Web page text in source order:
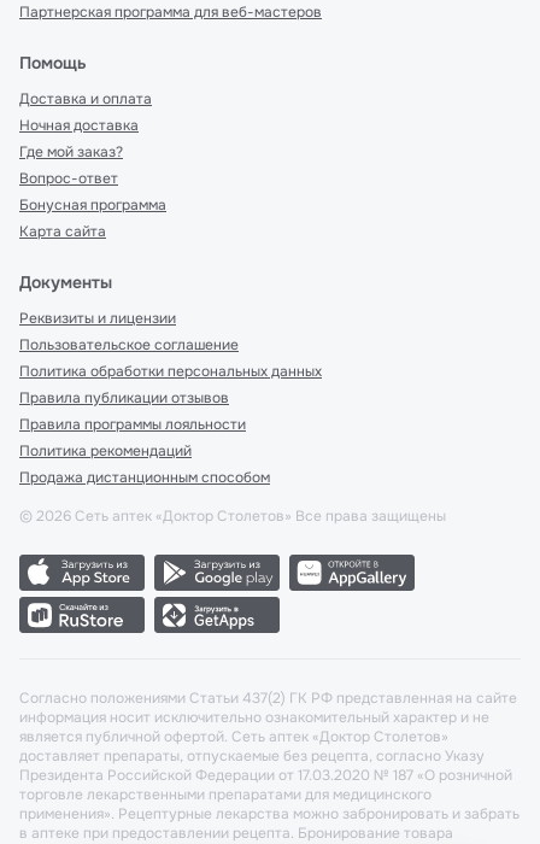
Партнерская программа для веб-мастеров
Помощь
Доставка и оплата
Ночная доставка
Где мой заказ?
Вопрос-ответ
Бонусная программа
Карта сайта
Документы
Реквизиты и лицензии
Пользовательское соглашение
Политика обработки персональных данных
Правила публикации отзывов
Правила программы лояльности
Политика рекомендаций
Продажа дистанционным способом
© 2026 Сеть аптек «Доктор Столетов» Все права защищены
Согласно положениями Статьи 437(2) ГК РФ представленная на сайте
информация носит исключительно ознакомительный характер и не
является публичной офертой. Сеть аптек «Доктор Столетов»
доставляет препараты, отпускаемые без рецепта, согласно Указу
Президента Российской Федерации от 17.03.2020 № 187 «О розничной
торговле лекарственными препаратами для медицинского
применения». Рецептурные лекарства можно забронировать и забрать
в аптеке при предоставлении рецепта. Бронирование товара